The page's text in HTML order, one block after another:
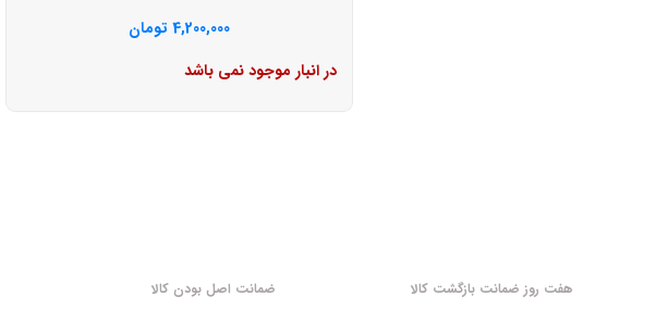
4,200,000 تومان
در انبار موجود نمی باشد
هفت روز ضمانت بازگشت کالا ضمانت اصل بودن کالا